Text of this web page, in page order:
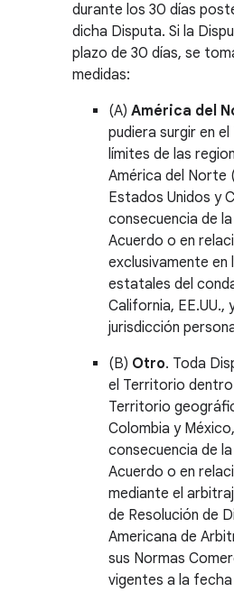
durante los 30 días
dicha Disputa. Si la
plazo de 30 días, se
medidas:
(A) América del
pudiera surgir en
límites de las
América del Norte
Estados Unidos y
consecuencia de
Acuerdo o en
exclusivamente
estatales del
California, EE.UU.,
jurisdicción
(B) Otro. Toda
el Territorio
Territorio
Colombia y
consecuencia de
Acuerdo o en
mediante el
de Resolución de
Americana de
sus Normas
vigentes a la